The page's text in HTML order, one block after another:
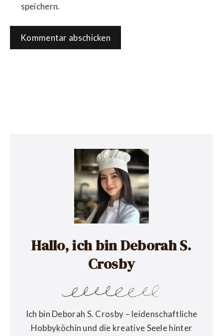
speichern.
Hallo, ich bin Deborah S.
Crosby
Ich bin Deborah S. Crosby – leidenschaftliche
Hobbyköchin und die kreative Seele hinter